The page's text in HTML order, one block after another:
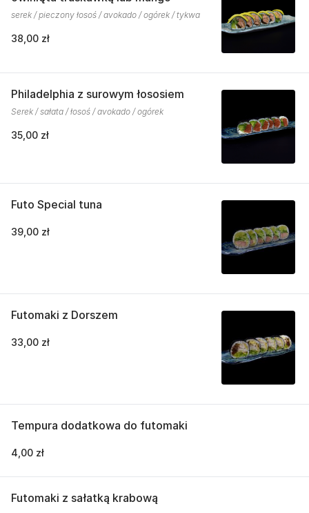
serek / pieczony łosoś / avokado / ogórek / tykwa
38,00 zł
Philadelphia z surowym łososiem
Serek / sałata / łosoś / avokado / ogórek
35,00 zł
Futo Special tuna
39,00 zł
Futomaki z Dorszem
33,00 zł
Tempura dodatkowa do futomaki
4,00 zł
Futomaki z sałatką krabową